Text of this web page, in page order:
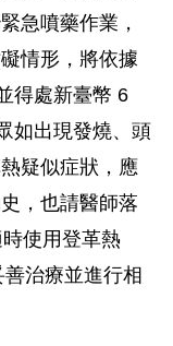
急噴藥作業，
情形，將依據
得處新臺幣 6
如出現發燒、頭
疑似症狀，應
，也請醫師落
使用登革熱
治療並進行相